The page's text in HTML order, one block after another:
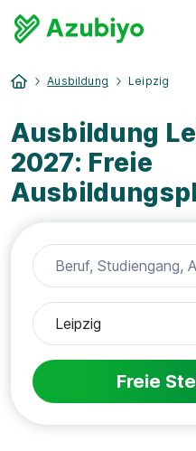
Ausbildung Leipzig
Ausbildung
2027: Freie
Freie